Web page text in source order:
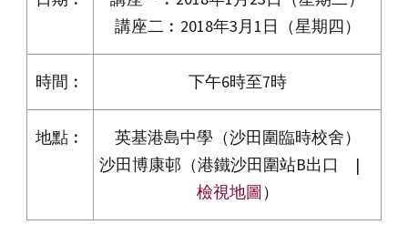
講座二︰2018年3月1日（星期四）
時間︰ 下午6時至7時
地點︰
英基港島中學（沙田圍臨時校舍）
沙田博康邨（港鐵沙田圍站B出口 |
檢視地圖 ）